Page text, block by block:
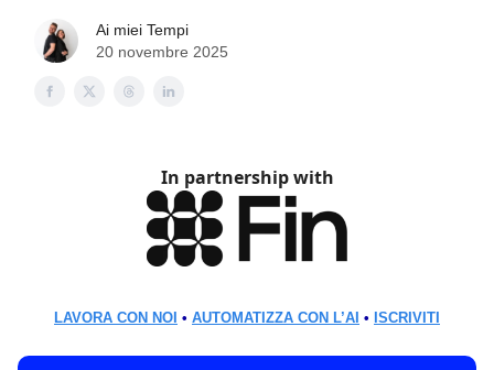
Ai miei Tempi
20 novembre 2025
In partnership with
LAVORA CON NOI • AUTOMATIZZA CON L’AI • ISCRIVITI